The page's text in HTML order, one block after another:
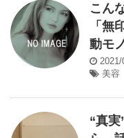
こん
「無
動モノ
美容
“真